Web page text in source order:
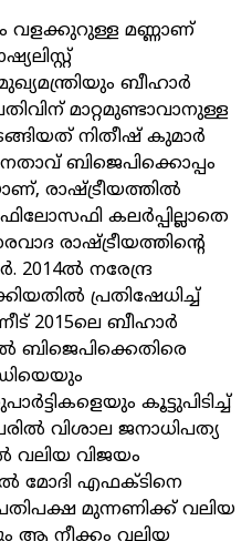
വളക്കുറുള്ള മണ്ണാണ്
ബീഹാർ
മാറ്റമുണ്ടാവാനുള്ള
നിതീഷ് കുമാർ
ബിജെപിക്കൊപ്പം
രാഷ്ട്രീയത്തിൽ
കലർപ്പില്ലാതെ
രാഷ്ട്രീയത്തിന്റെ
നരേന്ദ്ര
പ്രതിഷേധിച്ച്
2015ലെ ബീഹാർ
ബിജെപിക്കെതിരെ
കൂട്ടുപിടിച്ച്
വിശാല ജനാധിപത്യ
വലിയ വിജയം
മോദി എഫക്ടിനെ
മുന്നണിക്ക് വലിയ